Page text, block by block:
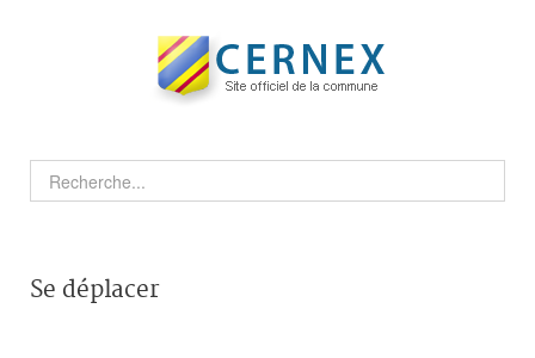
Se déplacer